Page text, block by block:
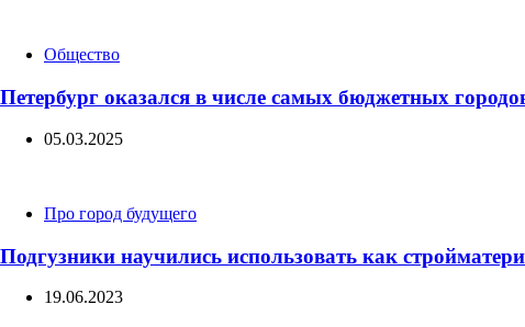
CategoriesОбщество
Петербург оказался в числе самых бюджетных
05.03.2025
CategoriesПро город будущего
Подгузники научились использовать как
19.06.2023